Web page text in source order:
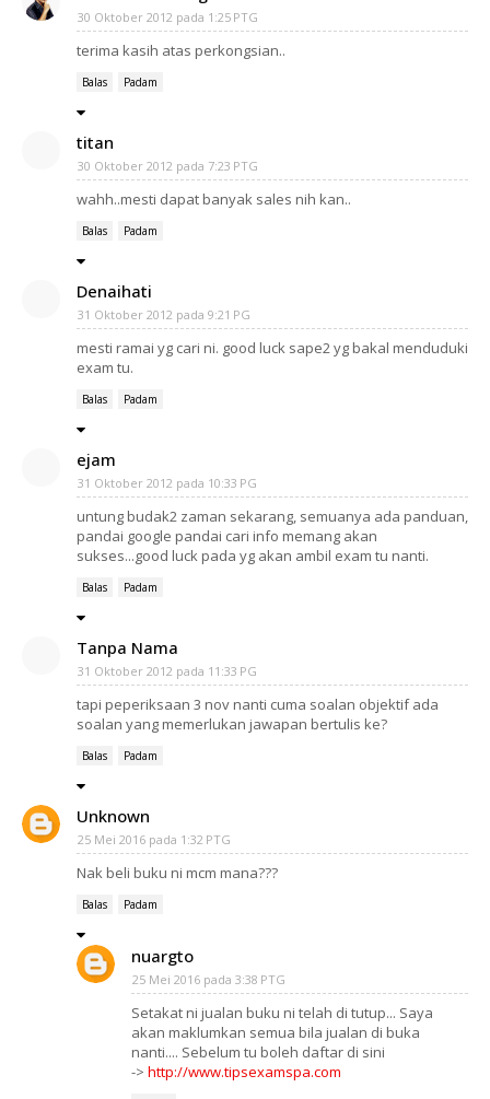
30 Oktober 2012 pada 1:25 PTG
terima kasih atas perkongsian..
Balas Padam
titan
30 Oktober 2012 pada 7:23 PTG
wahh..mesti dapat banyak sales nih kan..
Balas Padam
Denaihati
31 Oktober 2012 pada 9:21 PG
mesti ramai yg cari ni. good luck sape2 yg bakal menduduki
exam tu.
Balas Padam
ejam
31 Oktober 2012 pada 10:33 PG
untung budak2 zaman sekarang, semuanya ada panduan,
pandai google pandai cari info memang akan
sukses...good luck pada yg akan ambil exam tu nanti.
Balas Padam
Tanpa Nama
31 Oktober 2012 pada 11:33 PG
tapi peperiksaan 3 nov nanti cuma soalan objektif ada
soalan yang memerlukan jawapan bertulis ke?
Balas Padam
Unknown
25 Mei 2016 pada 1:32 PTG
Nak beli buku ni mcm mana???
Balas Padam
nuargto
25 Mei 2016 pada 3:38 PTG
Setakat ni jualan buku ni telah di tutup... Saya
akan maklumkan semua bila jualan di buka
nanti.... Sebelum tu boleh daftar di sini
-> http://www.tipsexamspa.com